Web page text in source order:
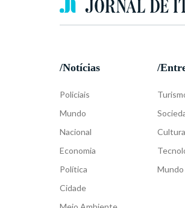
/Notícias
Policiais
Mundo
Nacional
Economia
Política
Cidade
/
Cultura